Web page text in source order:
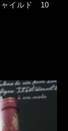
ャイルド 10